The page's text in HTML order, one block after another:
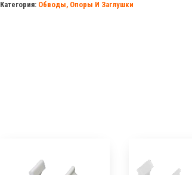
раструбное
Категория: Обводы, Опоры И Заглушки